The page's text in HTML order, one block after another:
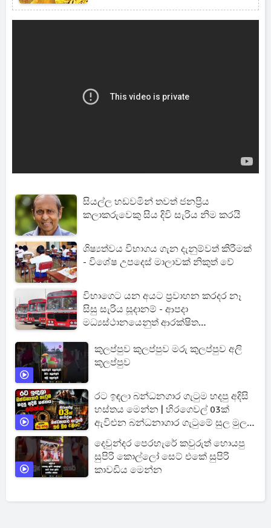
සියල්ල හඩවමින් තවත් ජනප්‍රිය
කලාකරුවෙකු සිය දිවි සැරිය නිම කරයි
ශිෂ්‍යත්වය විභාගය ගැන දැනුම්වත් කිරීමක්
- විශේෂ උපදෙස් මාලාවක් නිකුත් වේ
විභාගෙට යන අයට ප්‍රවාහන කරදර නෑ
සිසු සැරිය සූදානම් - ආපදා
මධ්‍යස්ථානයෙනුත් ආරක්ෂිත
කුලප්පුව කුලප්පුව මරු කුලප්පුව අලි
කුලප්පුව
රට ඉඳලා බන්ධනගාර ගැටුම හදපු අදිසි
හස්තය මෙන්න | හිරගෙවල් 03ක්
ඇවිළුන බන්ධනාගාර ගැටුමේ සුල මුල
එළියට
දෙවුන්දර පෙරහැරේ කවුරුත් හොයපු
සුපිරි කොල්ලෝ සෙට් එකේ සුපිරි
කාවඩිය මෙන්න